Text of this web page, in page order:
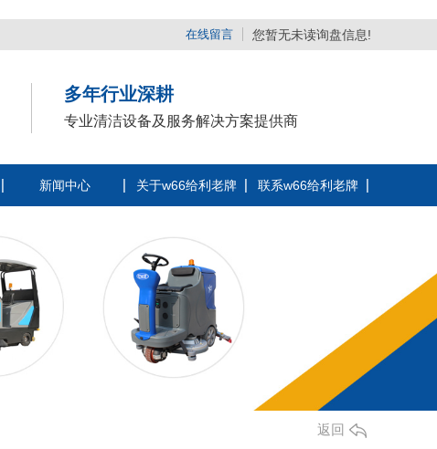
在线留言 您暂无未读询盘信息!
多年行业深耕
专业清洁设备及服务解决方案提供商
新闻中心
行业动态
常见问题
时事聚焦
关于w66给利老牌
企业相册
荣誉资质
厂区风采
联系w66给利老牌
返回